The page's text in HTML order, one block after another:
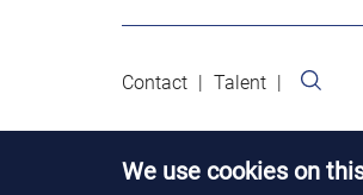
Contact Talent
We use cookies on